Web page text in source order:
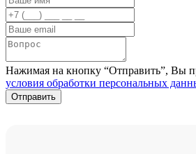
Нажимая на кнопку “Отправить”, Вы
условия обработки персональных